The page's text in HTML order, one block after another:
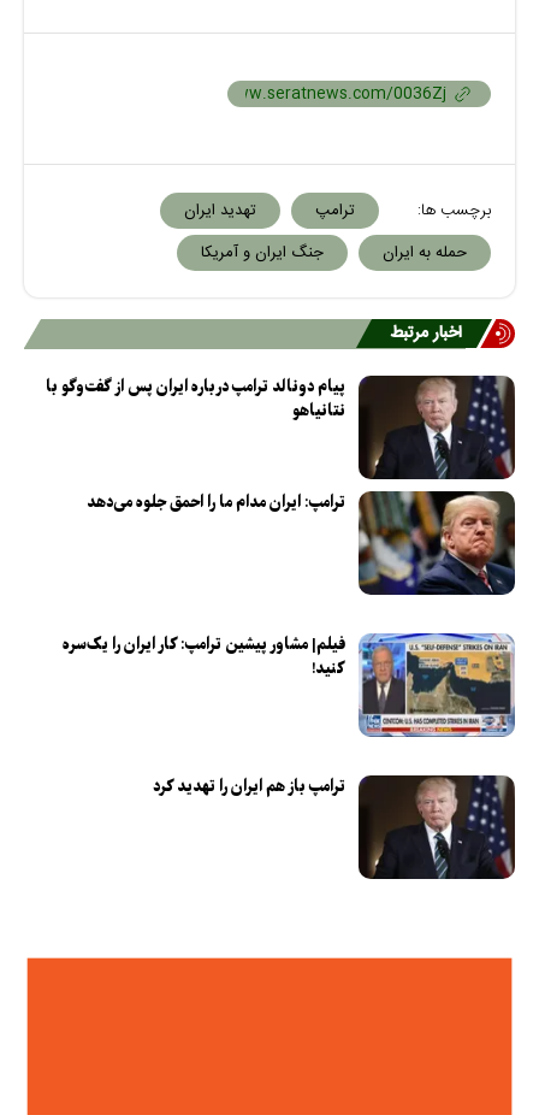
برچسب ها: ترامپ
تهدید ایران
حمله به ایران
جنگ ایران و آمریکا
اخبار مرتبط
پیام دونالد ترامپ درباره ایران پس از گفت‌و‌گو با
نتانیاهو
ترامپ: ایران مدام ما را احمق جلوه می‌دهد
فیلم| مشاور پیشین ترامپ: کار ایران را یک‌سره
کنید!
ترامپ باز هم ایران را تهدید کرد